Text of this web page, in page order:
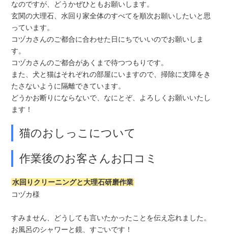
なのですが、どうかぜひともお願いします。
玄関の大理石、水回り家全体のすべてを順次お願いしたいと思
っています。
コヅカさんのご都合に合わせた日にちでいいのでお願いしま
す。
コヅカさんのご都合があくまで待つつもりです。
また、犬と猫はそれぞれの部屋にいますので、掃除に支障をき
たさないように隔離できています。
どうかお断りにならないで、なにとぞ、よろしくお願いいたし
ます！
猫のおしっこについて
作業後のお客さんお口コミ
水回りクリーニングと大理石研磨作業
コヅカ様
すみません、どうしても言いたかったことを伝え忘れました。
お風呂のシャワーと鏡、すごいです！